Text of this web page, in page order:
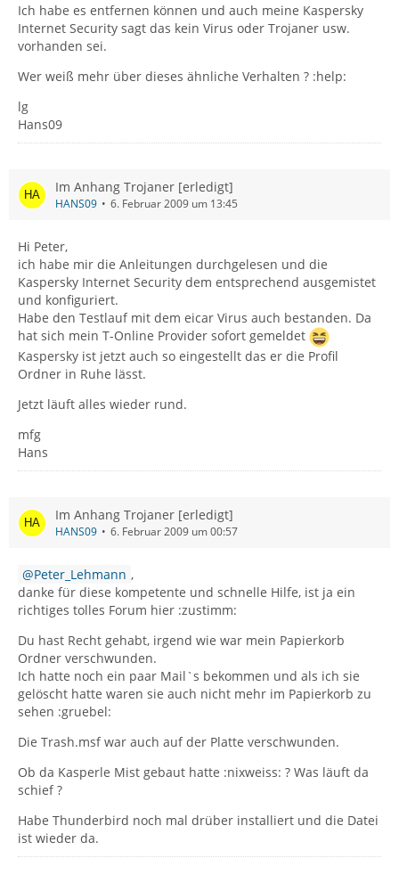
Ich habe es entfernen können und auch meine Kaspersky
Internet Security sagt das kein Virus oder Trojaner usw.
vorhanden sei.
Wer weiß mehr über dieses ähnliche Verhalten ? :help:
lg
Hans09
Im Anhang Trojaner [erledigt]
HANS09 6. Februar 2009 um 13:45
Hi Peter,
ich habe mir die Anleitungen durchgelesen und die
Kaspersky Internet Security dem entsprechend ausgemistet
und konfiguriert.
Habe den Testlauf mit dem eicar Virus auch bestanden. Da
hat sich mein T-Online Provider sofort gemeldet
Kaspersky ist jetzt auch so eingestellt das er die Profil
Ordner in Ruhe lässt.
Jetzt läuft alles wieder rund.
mfg
Hans
Im Anhang Trojaner [erledigt]
HANS09 6. Februar 2009 um 00:57
Peter_Lehmann ,
danke für diese kompetente und schnelle Hilfe, ist ja ein
richtiges tolles Forum hier :zustimm:
Du hast Recht gehabt, irgend wie war mein Papierkorb
Ordner verschwunden.
Ich hatte noch ein paar Mail`s bekommen und als ich sie
gelöscht hatte waren sie auch nicht mehr im Papierkorb zu
sehen :gruebel:
Die Trash.msf war auch auf der Platte verschwunden.
Ob da Kasperle Mist gebaut hatte :nixweiss: ? Was läuft da
schief ?
Habe Thunderbird noch mal drüber installiert und die Datei
ist wieder da.